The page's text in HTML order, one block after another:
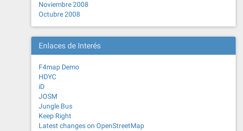
Noviembre 2008
Octubre 2008
Enlaces de Interés
F4map Demo
HDYC
iD
JOSM
Jungle Bus
Keep Right
Latest changes on OpenStreetMap